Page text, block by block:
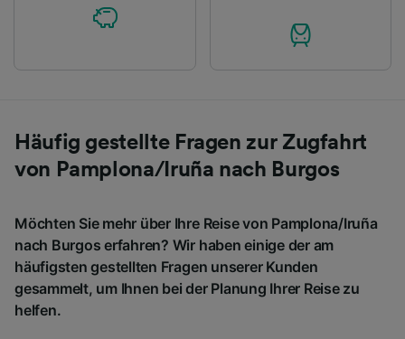
Häufig gestellte Fragen zur Zugfahrt
von Pamplona/Iruña nach Burgos
Möchten Sie mehr über Ihre Reise von Pamplona/Iruña
nach Burgos erfahren? Wir haben einige der am
häufigsten gestellten Fragen unserer Kunden
gesammelt, um Ihnen bei der Planung Ihrer Reise zu
helfen.